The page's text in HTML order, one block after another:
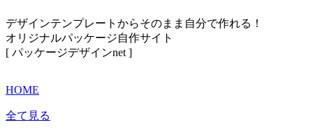
デザインテンプレートからそのまま自分で作れる！
オリジナルパッケージ自作サイト
[ パッケージデザインnet ]
HOME
全て見る